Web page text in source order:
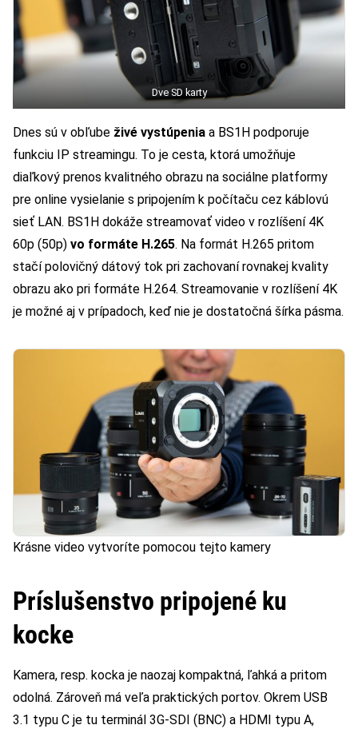
Dve SD karty
Dnes sú v obľube živé vystúpenia a BS1H podporuje
funkciu IP streamingu. To je cesta, ktorá umožňuje
diaľkový prenos kvalitného obrazu na sociálne platformy
pre online vysielanie s pripojením k počítaču cez káblovú
sieť LAN. BS1H dokáže streamovať video v rozlíšení 4K
60p (50p) vo formáte H.265. Na formát H.265 pritom
stačí polovičný dátový tok pri zachovaní rovnakej kvality
obrazu ako pri formáte H.264. Streamovanie v rozlíšení 4K
je možné aj v prípadoch, keď nie je dostatočná šírka pásma.
Krásne video vytvoríte pomocou tejto kamery
Príslušenstvo pripojené ku
kocke
Kamera, resp. kocka je naozaj kompaktná, ľahká a pritom
odolná. Zároveň má veľa praktických portov. Okrem USB
3.1 typu C je tu terminál 3G-SDI (BNC) a HDMI typu A,